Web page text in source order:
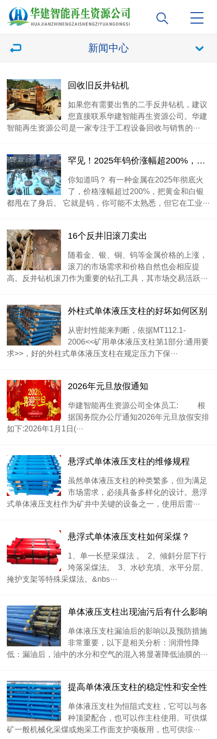
新闻中心
回收旧反井钻机
如果您有需要出售的二手反井钻机，建议
您直接联系华建智能再生资源公司。华建
智能再生资源公司是一家专注于工程设备回收与销售的···
罕见！2025年钨价涨幅超200%，比金银还猛
你知道吗？ 有一种金属在2025年彻底火
了，价格涨幅超过200%，把黄金和白银
都甩在了身后。 它就是钨，你可能不太熟悉，但它在工业···
16个反井旧滚刀卖出
随着金、银、铜、钨等金属价格的上涨，
滚刀的市场需求和价格自然也会相应提
高。反井钻机滚刀作为重要的钻孔工具，其市场交易活跃···
外柱式单体液压支柱的好坏如何区别
从密封性能来判断，依据MT112.1-
2006<<矿用单体液压支柱第1部分:通用要
求>>，好的外柱式单体液压支柱在规定压力下保···
2026年元旦放假通知
华建智能再生资源公司全体员工: 根
据国务院办公厅通知2026年元旦放假安排
如下:2026年1月1日(···
悬浮式单体液压支柱的维修规程
虽然单体液压支柱的种类繁多，但为满足
市场需求，必须具备多样化的设计。悬浮
式单体液压支柱作为矿井中关键的设备之一，使用后需···
悬浮式单体液压支柱如何采煤？
1、单一长壁采煤法 。 2、倾斜分层下行
垮落采煤法。 3、水砂充填、水平分层、
掩护支架等特殊采煤法。&nbs···
单体液压支柱出现油污后有什么影响
单体液压支柱漏油后的影响以及预防措施
非常重要，以下是相关分析：润滑性降
低：漏油后，油中的水分和空气的混入将显著降低油膜的···
提高单体液压支柱的稳定性和安全性
单体液压支柱为恒阻式支柱，它可以与各
种顶梁配合，也可以作主柱使用。可供煤
矿一般机械化采煤或炮采工作面支护项板用，也可供综···